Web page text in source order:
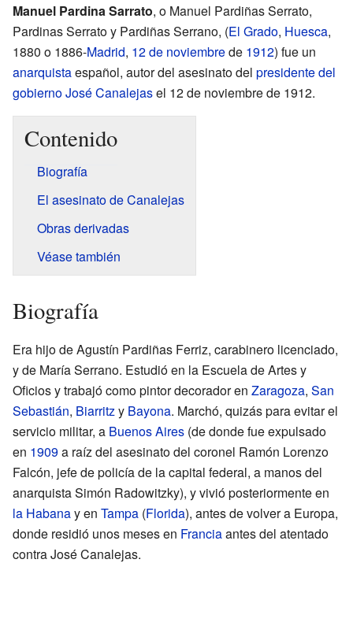
Manuel Pardina Sarrato, o Manuel Pardiñas Serrato,
Pardinas Serrato y Pardiñas Serrano, (El Grado, Huesca,
1880 o 1886-Madrid, 12 de noviembrede 1912) fue un
anarquistaespañol, autor del asesinato del presidente del
gobiernoJosé Canalejasel 12 de noviembre de 1912.
Contenido
Biografía
El asesinato de Canalejas
Obras derivadas
Véase también
Biografía
Era hijo de Agustín Pardiñas Ferriz, carabinero licenciado,
y de María Serrano. Estudió en la Escuela de Artes y
Oficios y trabajó como pintor decorador en Zaragoza, San
Sebastián, Biarritzy Bayona. Marchó, quizás para evitar el
servicio militar, a Buenos Aires (de donde fue expulsado
en 1909a raíz del asesinato del coronel Ramón Lorenzo
Falcón, jefe de policía de la capital federal, a manos del
anarquista Simón Radowitzky), y vivió posteriormente en
la Habanay en Tampa (Florida), antes de volver a Europa,
donde residió unos meses en Franciaantes del atentado
contra José Canalejas.